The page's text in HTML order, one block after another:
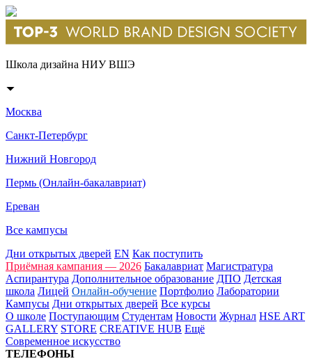
Школа дизайна НИУ ВШЭ
Москва
Санкт-Петербург
Нижний Новгород
Пермь (Онлайн-бакалавриат)
Ереван
Все кампусы
Дни открытых дверей EN Как поступить
Приёмная кампания — 2026 Бакалавриат Магистратура
Аспирантура Дополнительное образование ДПО Детская
школа Лицей Онлайн-обучение Портфолио Лаборатории
Кампусы Дни открытых дверей Все курсы
О школе Поступающим Студентам Новости Журнал HSE ART
GALLERY STORE CREATIVE HUB Ещё
Современное искусство
ТЕЛЕФОНЫ